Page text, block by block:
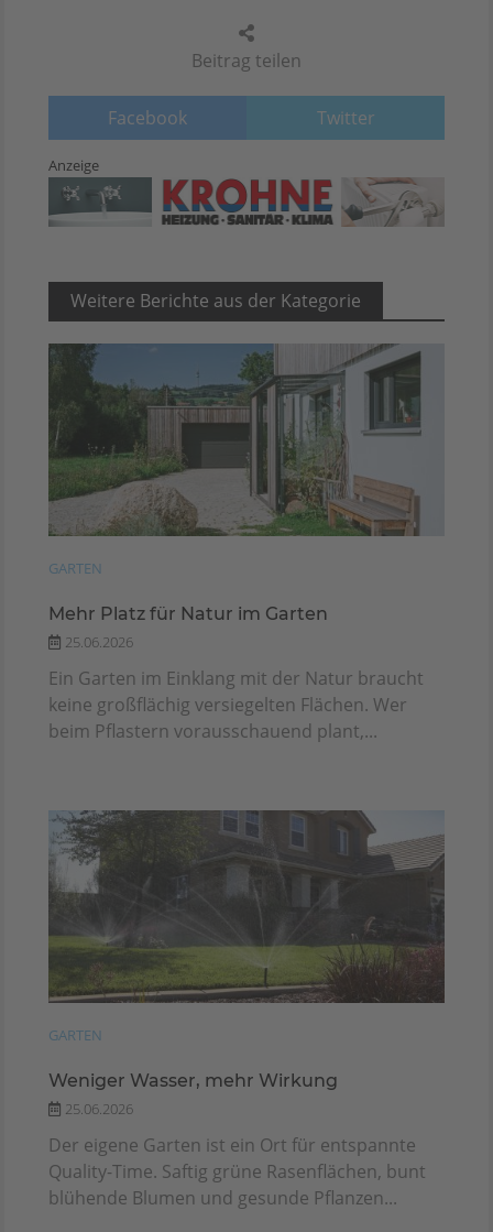
Beitrag teilen
Facebook Twitter
Anzeige
Weitere Berichte aus der Kategorie
GARTEN
Mehr Platz für Natur im Garten
25.06.2026
Ein Garten im Einklang mit der Natur braucht
keine großflächig versiegelten Flächen. Wer
beim Pflastern vorausschauend plant,...
GARTEN
Weniger Wasser, mehr Wirkung
25.06.2026
Der eigene Garten ist ein Ort für entspannte
Quality-Time. Saftig grüne Rasenflächen, bunt
blühende Blumen und gesunde Pflanzen...